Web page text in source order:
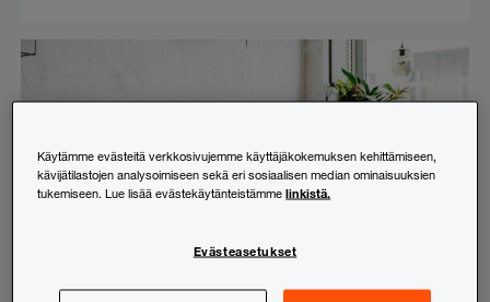
Käytämme evästeitä verkkosivujemme käyttäjäkokemuksen kehittämiseen,
kävijätilastojen analysoimiseen sekä eri sosiaalisen median ominaisuuksien
tukemiseen. Lue lisää evästekäytänteistämmelinkistä.
Evästeasetukset